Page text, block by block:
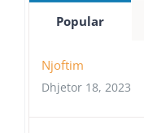
Popular
Njoftim
Dhjetor 18, 2023